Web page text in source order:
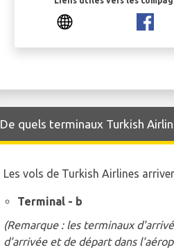
De quels terminaux Turkish
Les vols de Turkish Airlines
Terminal - b
(Remarque : les terminaux
d'arrivée et de départ dans